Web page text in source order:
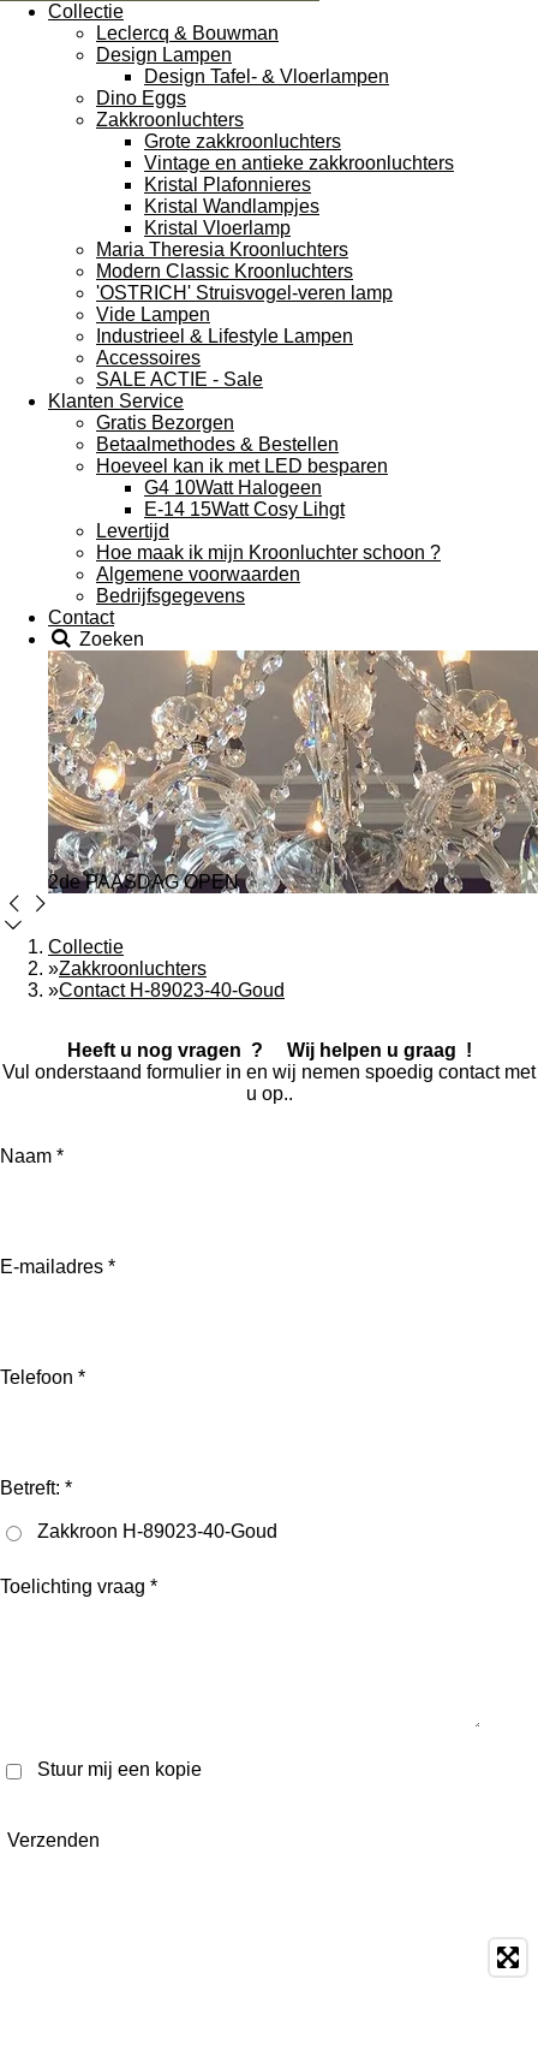
Collectie
Leclercq & Bouwman
Design Lampen
Design Tafel- & Vloerlampen
Dino Eggs
Zakkroonluchters
Grote zakkroonluchters
Vintage en antieke zakkroonluchters
Kristal Plafonnieres
Kristal Wandlampjes
Kristal Vloerlamp
Maria Theresia Kroonluchters
Modern Classic Kroonluchters
'OSTRICH' Struisvogel-veren lamp
Vide Lampen
Industrieel & Lifestyle Lampen
Accessoires
SALE ACTIE - Sale
Klanten Service
Gratis Bezorgen
Betaalmethodes & Bestellen
Hoeveel kan ik met LED besparen
G4 10Watt Halogeen
E-14 15Watt Cosy Lihgt
Levertijd
Hoe maak ik mijn Kroonluchter schoon ?
Algemene voorwaarden
Bedrijfsgegevens
Contact
Zoeken
2de PAASDAG OPEN
Collectie
»Zakkroonluchters
»Contact H-89023-40-Goud
Heeft u nog vragen ? Wij helpen u graag !
Vul onderstaand formulier in en wij nemen spoedig contact met
u op..
Naam *
E-mailadres *
Telefoon *
Betreft: *
Zakkroon H-89023-40-Goud
Toelichting vraag *
Stuur mij een kopie
Verzenden